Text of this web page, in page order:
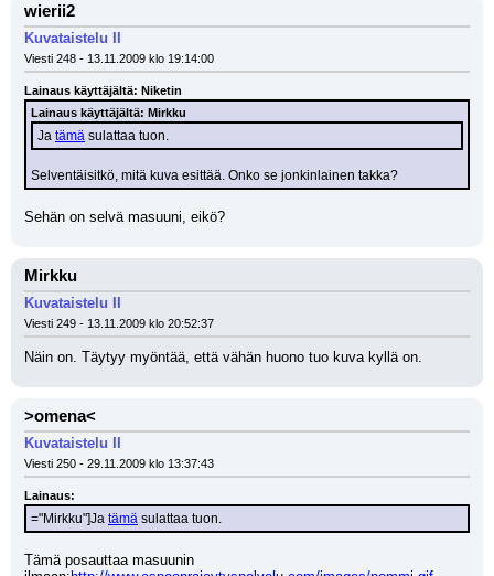
wierii2
Kuvataistelu II
Viesti 248 - 13.11.2009 klo 19:14:00
Lainaus käyttäjältä: Niketin
Lainaus käyttäjältä: Mirkku
Ja tämä sulattaa tuon.
Selventäisitkö, mitä kuva esittää. Onko se jonkinlainen takka?
Sehän on selvä masuuni, eikö?
Mirkku
Kuvataistelu II
Viesti 249 - 13.11.2009 klo 20:52:37
Näin on. Täytyy myöntää, että vähän huono tuo kuva kyllä on.
>omena<
Kuvataistelu II
Viesti 250 - 29.11.2009 klo 13:37:43
Lainaus:
="Mirkku"]Ja tämä sulattaa tuon.
Tämä posauttaa masuunin